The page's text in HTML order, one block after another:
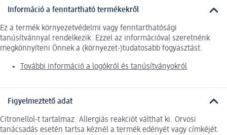
Információ a fenntartható termékekről
Ez a termék környezetvédelmi vagy fenntarthatósági
tanúsítvánnyal rendelkezik. Ezzel az információval szeretnénk
megkönnyíteni Önnek a (környezet-)tudatosabb fogyasztást.
További információ a logókról és tanúsítványokról
Figyelmeztető adat
Citronellol-t tartalmaz. Allergiás reakciót válthat ki. Orvosi
tanácsadás esetén tartsa kéznél a termék edényét vagy címkéjét.